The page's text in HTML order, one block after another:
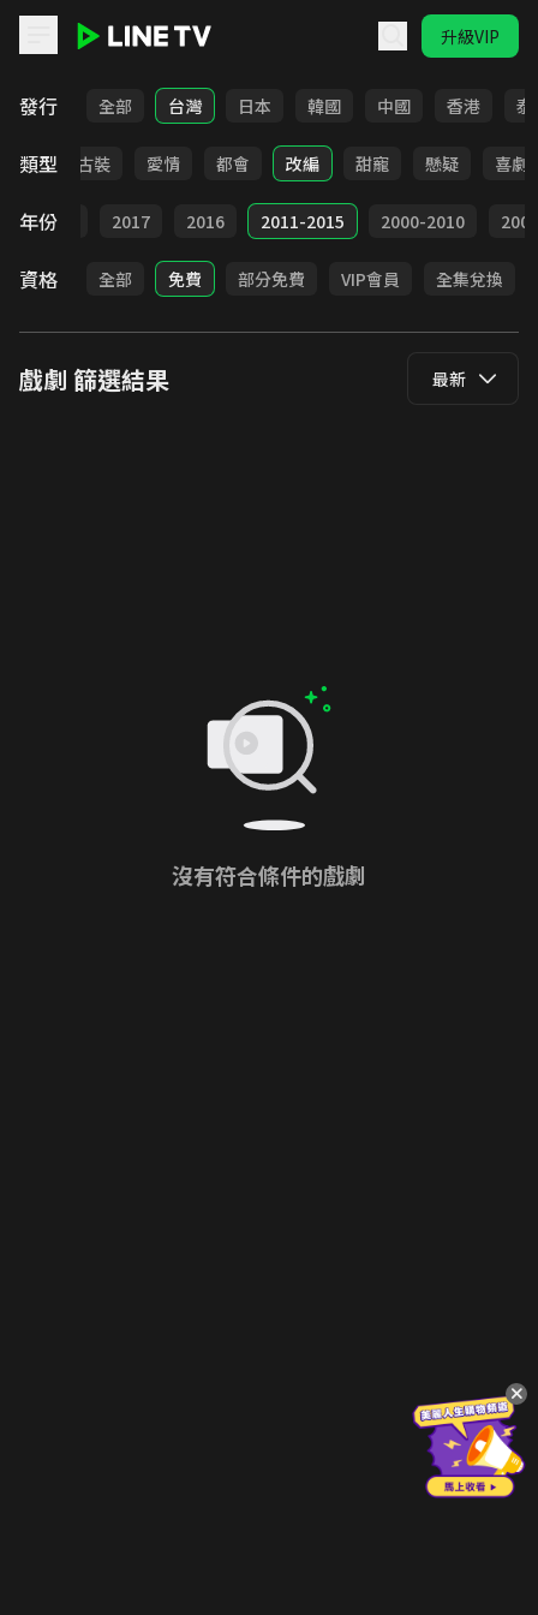
升級VIP
發行 全部 台灣 日本 韓國 中國 香港 泰
類型
家庭 古裝 愛情 都會 改編 甜寵 懸疑 喜劇
年份
2018 2017 2016 2011-2015 2000-2010
資格 全部 免費 部分免費 VIP會員 全集兌換
戲劇 篩選結果 最新
沒有符合條件的戲劇